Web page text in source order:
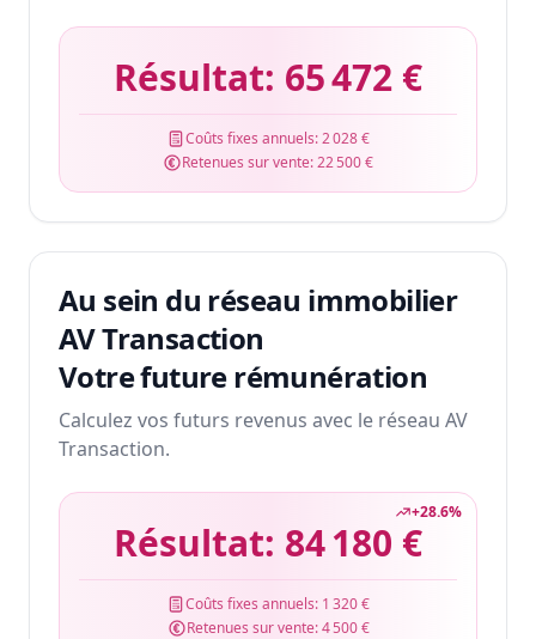
Résultat: 65 472 €
Coûts fixes annuels:2 028 €
Retenues sur vente:22 500 €
Au sein du réseau immobilier
AV Transaction
Votre future rémunération
Calculez vos futurs revenus avec le réseau AV
Transaction.
+28.6%
Résultat: 84 180 €
Coûts fixes annuels: 1 320 €
Retenues sur vente:4 500 €